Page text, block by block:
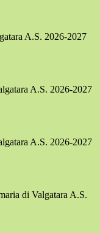
A.S. 2026-2027
A.S. 2026-2027
A.S. 2026-2027
di Valgatara A.S.